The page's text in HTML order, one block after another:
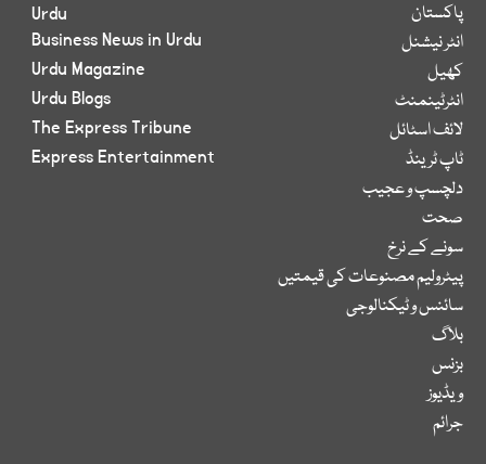
پاکستان
انٹر نیشنل
کھیل
انٹرٹینمنٹ
لائف اسٹائل
ٹاپ ٹرینڈ
دلچسپ و عجیب
صحت
سونے کے نرخ
پیٹرولیم مصنوعات کی قیمتیں
سائنس و ٹیکنالوجی
بلاگ
بزنس
ویڈیوز
جرائم
Urdu
Business News in Urdu
Urdu Magazine
Urdu Blogs
The Express Tribune
Express Entertainment